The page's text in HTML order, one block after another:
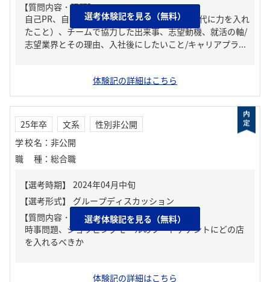
【質問内容・課題】
自己PR、自分の強み/弱み、ガクチカ（学生時代に力を入れ
たこと）、チームで協力した出来事、志望動機、就活の軸/
志望業界とその理由、入社後にしたいこと/キャリアプラ...
選考体験記を見る（無料）
体験記の詳細はこちら
25年卒 文系
性別非公開
学校名 ： 非公開
職種 ： 総合職
【質問内容・課題】
時事問題、ショッピングモールのフードテナントにどの店
を入れるべきか
選考体験記を見る（無料）
体験記の詳細はこちら